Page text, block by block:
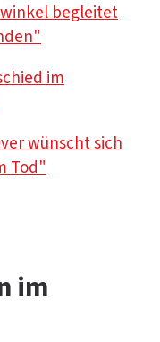
begleitet
im
wünscht sich
Tod"
im